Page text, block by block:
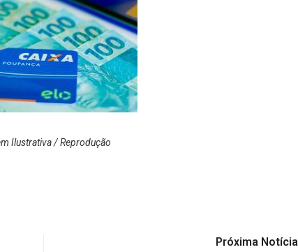
Ilustrativa / Reprodução
Próxima Notícia